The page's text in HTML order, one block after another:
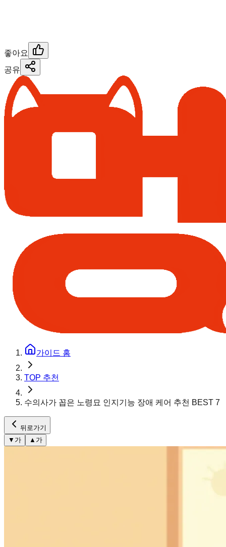
좋아요
공유
가이드 홈
TOP 추천
수의사가 꼽은 노령묘 인지기능 장애 케어 추천 BEST 7
뒤로가기
▼ 가 ▲ 가